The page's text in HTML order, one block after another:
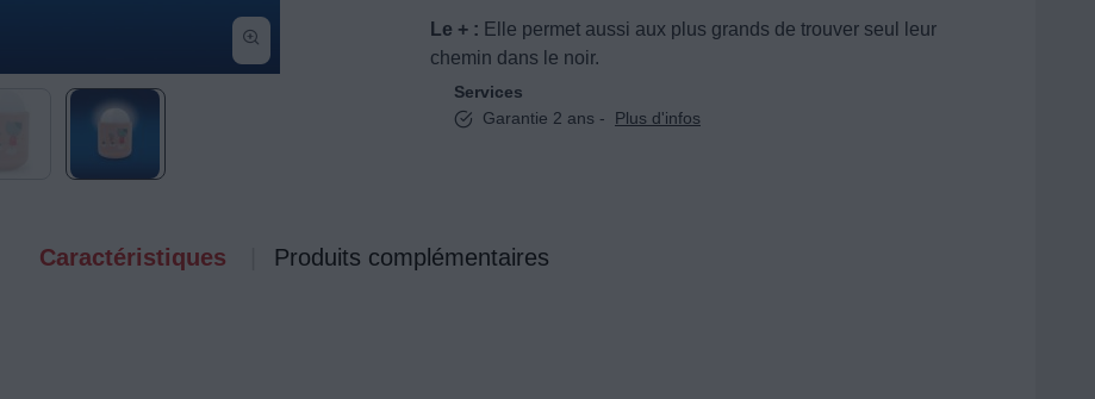
Le + : Elle permet aussi aux plus grands de trouver seul leur
chemin dans le noir.
Services
Garantie 2 ans -
Plus d'infos
Caractéristiques Produits complémentaires